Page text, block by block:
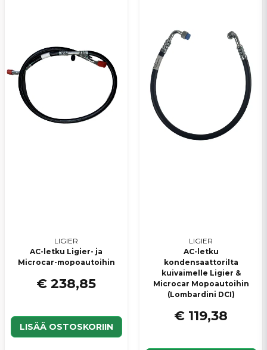
LIGIER
AC-letku Ligier- ja
Microcar-mopoautoihin
€ 238,85
LISÄÄ OSTOSKORIIN
LIGIER
AC-letku
kondensaattorilta
kuivaimelle Ligier &
Microcar Mopoautoihin
(Lombardini DCI)
€ 119,38